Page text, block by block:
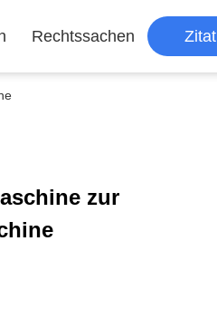
Rechtssachen Zitat
zur